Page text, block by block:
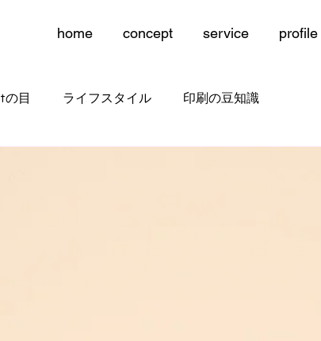
home concept service profile
の目 ライフスタイル 印刷の豆知識